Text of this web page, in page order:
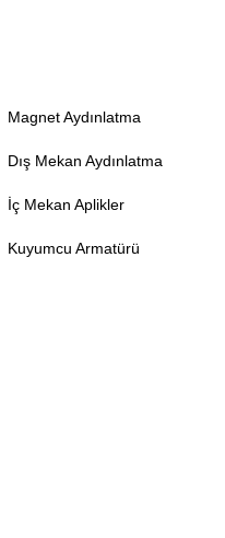
Magnet Aydınlatma
Dış Mekan Aydınlatma
İç Mekan Aplikler
Kuyumcu Armatürü